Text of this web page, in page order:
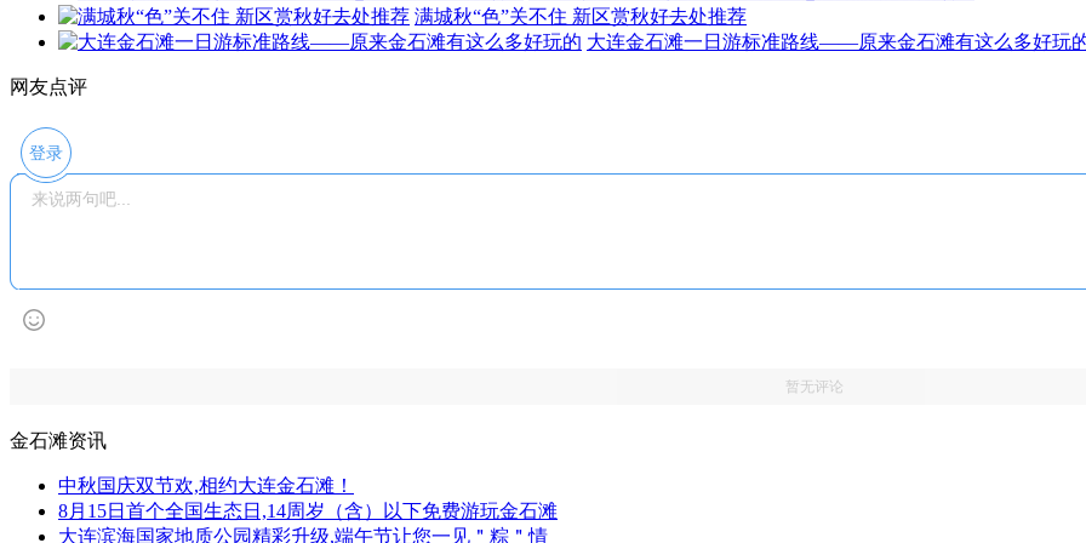
满城秋“色”关不住 新区赏秋好去处推荐
大连金石滩一日游标准路线——原来金石滩有这么多好玩
网友点评
登录
暂无评论
金石滩资讯
中秋国庆双节欢,相约大连金石滩！
8月15日首个全国生态日,14周岁（含）以下免费游玩金石滩
大连滨海国家地质公园精彩升级,端午节让您一见＂粽＂情